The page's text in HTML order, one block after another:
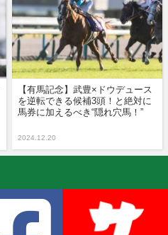
【有馬記念】武豊×ドウデュース
を逆転できる候補3頭！と絶対に
馬券に加えるべき“隠れ穴馬！”
2024.12.20